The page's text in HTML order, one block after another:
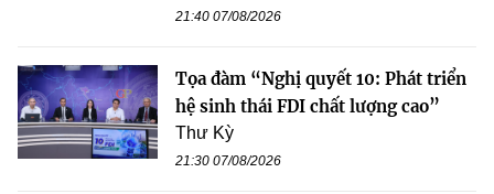
21:40 07/08/2026
Tọa đàm “Nghị quyết 10: Phát triển
hệ sinh thái FDI chất lượng cao”
Thư Kỳ
21:30 07/08/2026